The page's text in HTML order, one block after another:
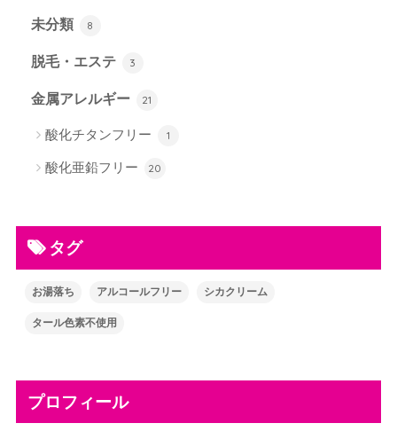
未分類 8
脱毛・エステ 3
金属アレルギー 21
酸化チタンフリー 1
酸化亜鉛フリー 20
タグ
お湯落ち アルコールフリー シカクリーム
タール色素不使用
プロフィール